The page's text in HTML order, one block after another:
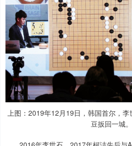
上图：2019年12月19日，韩国首尔，
豆扳回一城。